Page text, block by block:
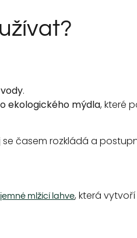
.
ekologického mýdla, které
se časem rozkládá a
jemné mlžící lahve, která